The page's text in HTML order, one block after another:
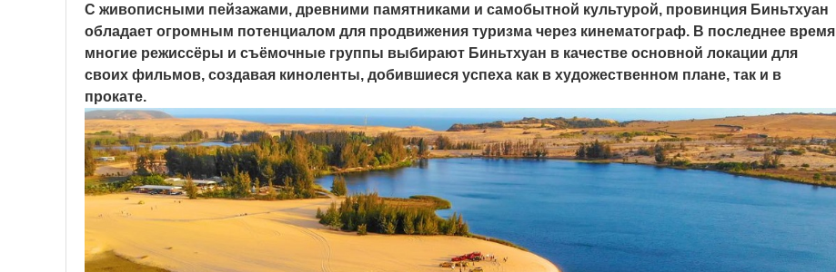
С живописными пейзажами, древними памятниками и самобытной культурой, провинция Биньтхуан
обладает огромным потенциалом для продвижения туризма через кинематограф. В последнее время
многие режиссёры и съёмочные группы выбирают Биньтхуан в качестве основной локации для
своих фильмов, создавая киноленты, добившиеся успеха как в художественном плане, так и в
прокате.